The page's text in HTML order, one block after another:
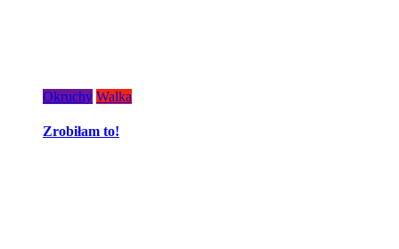
Okruchy Walka
Zrobiłam to!